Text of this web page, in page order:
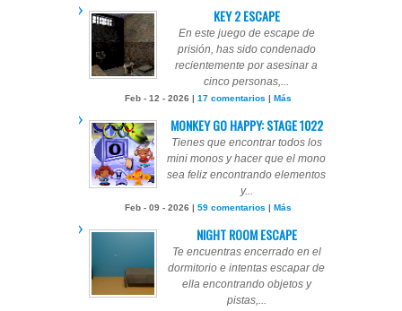
KEY 2 ESCAPE
En este juego de escape de
prisión, has sido condenado
recientemente por asesinar a
cinco personas,...
Feb - 12 - 2026 | 17 comentarios | Más
MONKEY GO HAPPY: STAGE 1022
Tienes que encontrar todos los
mini monos y hacer que el mono
sea feliz encontrando elementos
y...
Feb - 09 - 2026 | 59 comentarios | Más
NIGHT ROOM ESCAPE
Te encuentras encerrado en el
dormitorio e intentas escapar de
ella encontrando objetos y
pistas,...